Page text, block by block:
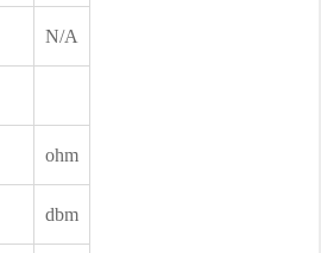
N/A
ohm
dbm